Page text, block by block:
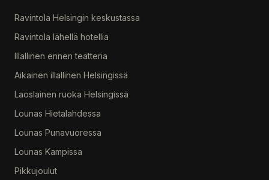
Ravintola Helsingin keskustassa
Ravintola lähellä hotellia
Illallinen ennen teatteria
Aikainen illallinen Helsingissä
Laoslainen ruoka Helsingissä
Lounas Hietalahdessa
Lounas Punavuoressa
Lounas Kampissa
Pikkujoulut